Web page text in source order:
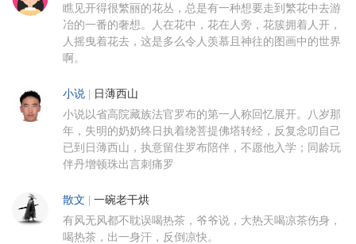
瞧见开得很繁丽的花丛，总是有一种想要走到繁花中去游
冶的一番的奢想。人在花中，花在人旁，花簇拥着人开，
人摇曳着花去，这是多么令人羡慕且神往的图画中的世界
啊。
小说 日薄西山
小说以省高院藏族法官罗布的第一人称回忆展开。八岁那
年，失明的奶奶终日执着绕菩提佛塔转经，反复念叨自己
已到日薄西山，执意留住罗布陪伴，不愿他入学；同龄玩
伴丹增顿珠出言刺痛罗
散文 一碗老干烘
有风无风都不耽误喝热茶，爷爷说，大热天喝凉茶伤身，
喝热茶，出一身汗，反倒凉快。